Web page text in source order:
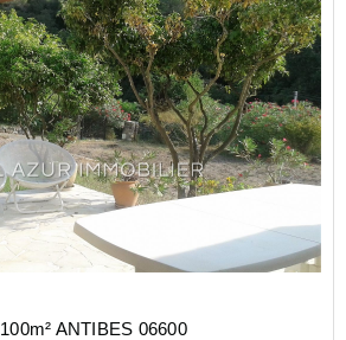
ANTIBES 06600